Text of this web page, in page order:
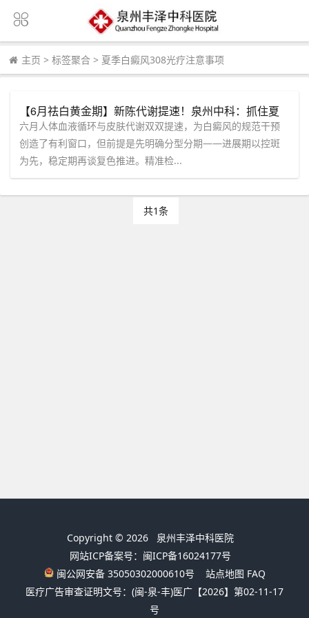
主页 > 标签聚合 > 夏季白癜风308光疗注意事项
【6月祛白黄金期】新陈代谢提速！泉州中科：抓住夏
季窗口，科学推进色素复色
六月人体血液循环与皮肤代谢双双提速，为白癜风的规范干预
创造了有利窗口，但前提是先明确分型分期——进展期以控斑
为先，稳定期再谈复色推进。精准检...
共1条
Copyright © 2026 泉州丰泽中科医院
网站ICP备案号：闽ICP备16024177号
闽公网安备 35050302000610号
站点地图 FAQ
医疗广告审查证明文号：(闽-泉-丰)医广【2026】第02-11-17
号